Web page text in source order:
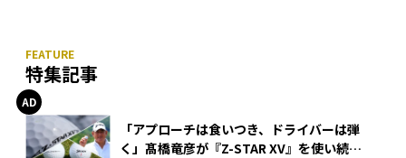
特集記事
「アプローチは食いつき、ドライバーは弾
く」髙橋竜彦が『Z-STAR XV』を使い続け